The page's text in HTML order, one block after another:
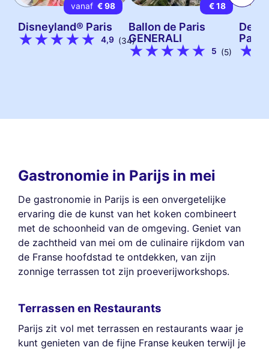
vanaf € 98
Disneyland® Paris
4,9 (34)
€ 18
Ballon de Paris
GENERALI
5 (5)
De
Parijs
Gastronomie in Parijs in mei
De gastronomie in Parijs is een onvergetelijke
ervaring die de kunst van het koken combineert
met de schoonheid van de omgeving. Geniet van
de zachtheid van mei om de culinaire rijkdom van
de Franse hoofdstad te ontdekken, van zijn
zonnige terrassen tot zijn proeverijworkshops.
Terrassen en Restaurants
Parijs zit vol met terrassen en restaurants waar je
kunt genieten van de fijne Franse keuken terwijl je